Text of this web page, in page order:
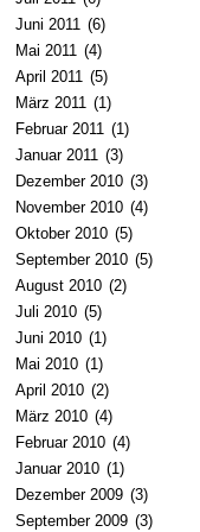
Juni 2011 (6)
Mai 2011 (4)
April 2011 (5)
März 2011 (1)
Februar 2011 (1)
Januar 2011 (3)
Dezember 2010 (3)
November 2010 (4)
Oktober 2010 (5)
September 2010 (5)
August 2010 (2)
Juli 2010 (5)
Juni 2010 (1)
Mai 2010 (1)
April 2010 (2)
März 2010 (4)
Februar 2010 (4)
Januar 2010 (1)
Dezember 2009 (3)
September 2009 (3)